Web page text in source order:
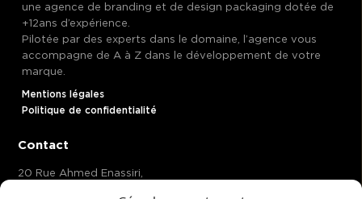
une agence de branding et de design packaging dotée de
+12ans d’expérience.
Pilotée par des experts dans le domaine, l’agence vous
accompagne de A à Z dans le développement de votre
marque.
Mentions légales
Politique de confidentialité
Contact
20 Rue Ahmed Enassiri,